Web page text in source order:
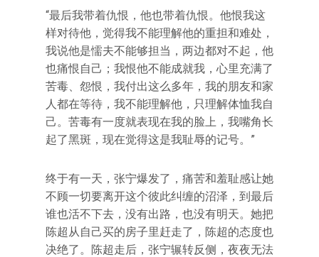
“最后我带着仇恨，他也带着仇恨。他恨我这
样对待他，觉得我不能理解他的重担和难处，
我说他是懦夫不能够担当，两边都对不起，他
也痛恨自己；我恨他不能成就我，心里充满了
苦毒、怨恨，我付出这么多年，我的朋友和家
人都在等待，我不能理解他，只理解体恤我自
己。苦毒有一度就表现在我的脸上，我嘴角长
起了黑斑，现在觉得这是我耻辱的记号。”
终于有一天，张宁爆发了，痛苦和羞耻感让她
不顾一切要离开这个彼此纠缠的沼泽，到最后
谁也活不下去，没有出路，也没有明天。她把
陈超从自己买的房子里赶走了，陈超的态度也
决绝了。陈超走后，张宁辗转反侧，夜夜无法